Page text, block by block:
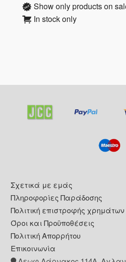
Show only products on
In stock only
Footer
Σχετικά με εμάς
Πληροφορίες Παράδοσης
Πολιτική επιστροφής
Όροι και Προϋποθέσεις
Πολιτική Απορρήτου
Επικοινωνία